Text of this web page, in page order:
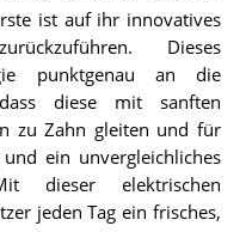
ist auf ihr innovatives
Dieses
punktgenau an die
diese mit sanften
zu Zahn gleiten und für
ein unvergleichliches
dieser elektrischen
jeden Tag ein frisches,